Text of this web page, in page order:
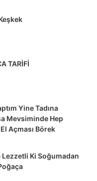
TARİFİ
Yine Tadına
Mevsiminde Hep
El Açması Börek
Lezzetli Ki Soğumadan